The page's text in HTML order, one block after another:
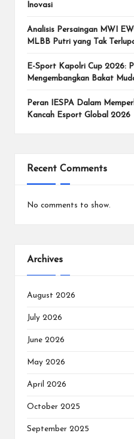
Inovasi
Analisis Persaingan MWI
MLBB Putri yang Tak
E-Sport Kapolri Cup 2026:
Mengembangkan Bakat
Peran IESPA Dalam
Kancah Esport Global 2026
Recent Comments
No comments to show.
Archives
August 2026
July 2026
June 2026
May 2026
April 2026
October 2025
September 2025